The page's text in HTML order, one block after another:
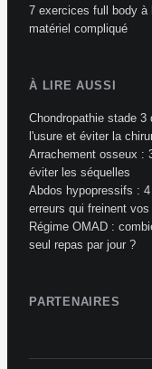
7 exercices full body à
matériel compliqué
À LIRE AUSSI
Chondropathie stade
l'usure et éviter la
Arrachement osseux :
éviter les séquelles
Abdos hypopressifs :
erreurs qui freinent
Régime OMAD :
seul repas par jour ?
PARTENAIRES